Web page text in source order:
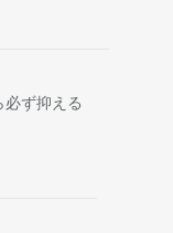
ず抑える